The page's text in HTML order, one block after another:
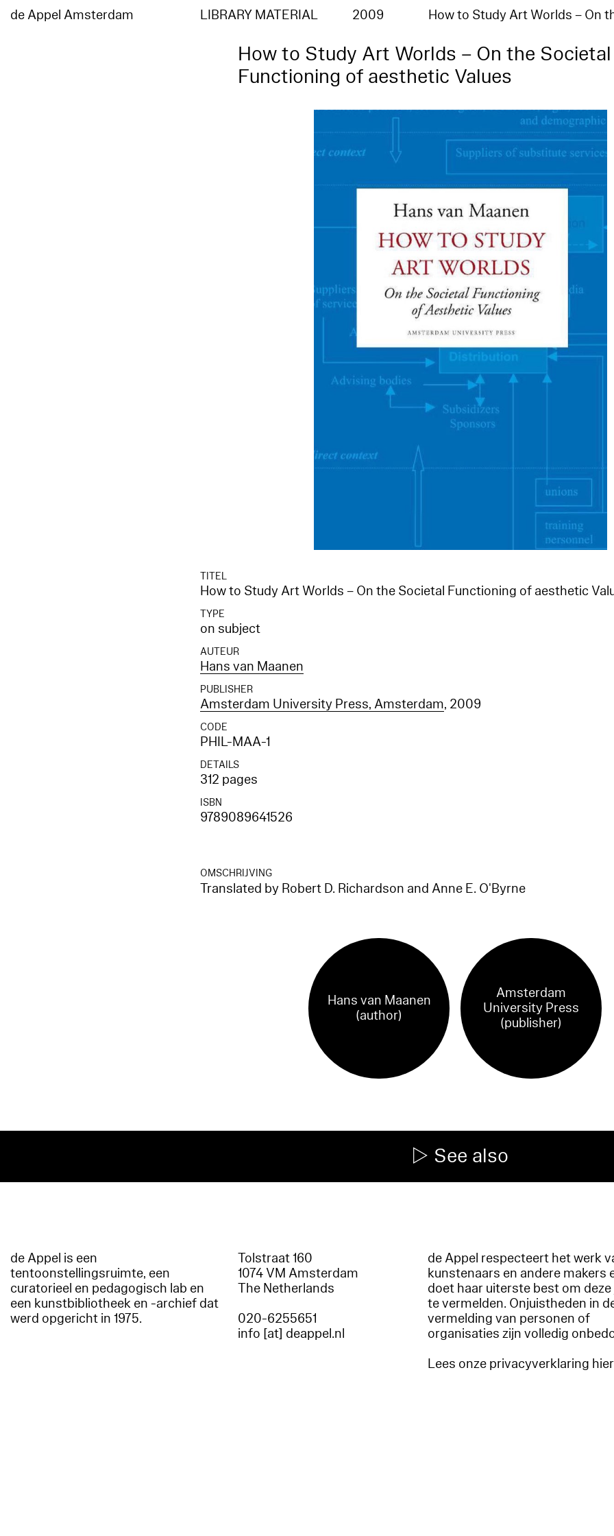
de Appel Amsterdam LIBRARY MATERIAL 2009 How to Study Art Worlds – On
How to Study Art Worlds – On the Societal
Functioning of aesthetic Values
TITEL
How to Study Art Worlds – On the Societal Functioning of aesthetic
TYPE
on subject
AUTEUR
Hans van Maanen
PUBLISHER
Amsterdam University Press, Amsterdam, 2009
CODE
PHIL-MAA-1
DETAILS
312 pages
ISBN
9789089641526
OMSCHRIJVING
Translated by Robert D. Richardson and Anne E. O'Byrne
Hans van Maanen
(author)
Amsterdam
University Press
(publisher)
See also
de Appel is een
tentoonstellingsruimte, een
curatorieel en pedagogisch lab en
een kunstbibliotheek en -archief dat
werd opgericht in 1975.
Tolstraat 160
1074 VM Amsterdam
The Netherlands
020-6255651
info [at] deappel.nl
de Appel respecteert het werk
kunstenaars en andere makers
doet haar uiterste best om
te vermelden. Onjuistheden in
vermelding van personen of
organisaties zijn volledig
Lees onze privacyverklaring hier